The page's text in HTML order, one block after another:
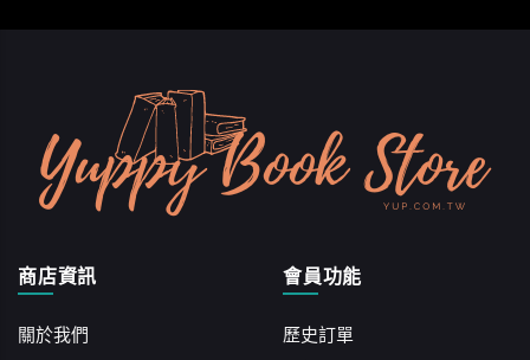
商店資訊
關於我們
會員功能
歷史訂單